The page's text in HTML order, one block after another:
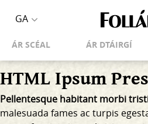
GA
language
selector
ÁR SCÉAL ÁR DTÁIRGÍ
HTML Ipsum
Pellentesque habitant morbi
malesuada fames ac turpis